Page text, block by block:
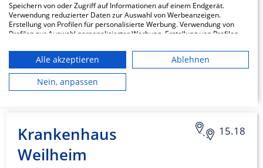
Germeringer Straße 32
82152 Planegg
ZUM PROFIL
15.18
Krankenhaus
Weilheim
Speichern von oder Zugriff auf Informationen auf einem Endgerät.
Verwendung reduzierter Daten zur Auswahl von Werbeanzeigen.
Erstellung von Profilen für personalisierte Werbung. Verwendung von
Profilen zur Auswahl personalisierter Werbung. Erstellung von Profilen
personalisierter Inhalte. Messung der Werbeleistung. Messung der
Performance von Inhalten. Analyse von Zielgruppen durch Statistiken
oder Kombinationen von Daten aus verschiedenen Quellen. Entwicklung
und Verbesserung der Angebote. Verwendung reduzierter Daten zur
Auswahl von Inhalten.
Ihre Einwilligung und die cookie Richtlinie gelten ausschließlich für diese
Website/App.
Partnerliste anzeigen (1 IAB-Anbieter)
Wir nutzen Ihre Daten für folgende Zwecke:
Alle akzeptieren
Ablehnen
Nein, anpassen